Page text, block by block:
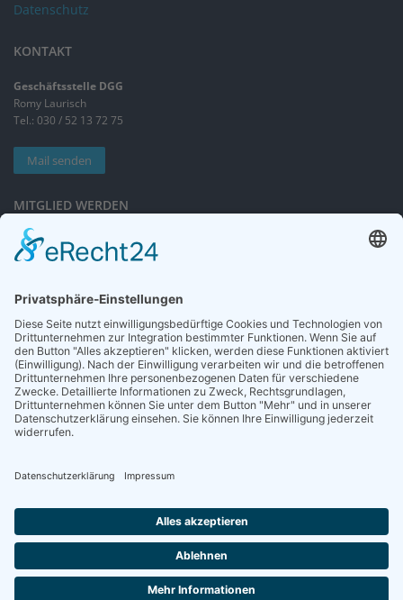
Datenschutz
KONTAKT
Geschäftsstelle DGG
Romy Laurisch
Tel.: 030 / 52 13 72 75
Mail senden
MITGLIED WERDEN
Sieben gute Gründe
für Ihre Mitgliedschaft
NEWSLETTER
Neuigkeiten rund um die Geriatrie und die DGG – regelmäßig in Ihrem
Postfach.
Die Zeitschrift für Gerontologie und Geriatrie informiert über Neues aus
unserem Fach.